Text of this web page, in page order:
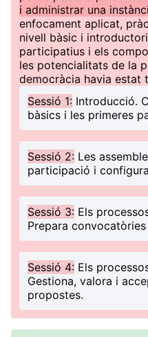
i administrar una
enfocament aplicat,
nivell bàsic i
participatius i els
les potencialitats de la
democràcia havia estat
Sessió 1: Introducció.
bàsics i les primeres
Sessió 2: Les
participació i
Sessió 3: Els
Prepara
Sessió 4: Els
Gestiona, valora i
propostes.